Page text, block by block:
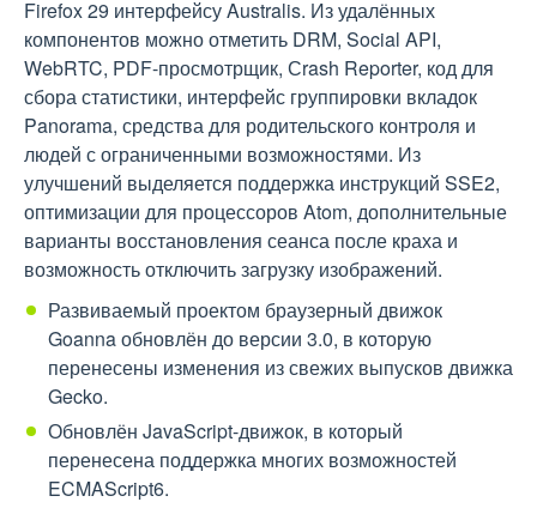
Firefox 29 интерфейсу Australis. Из удалённых
компонентов можно отметить DRM, Social API,
WebRTC, PDF-просмотрщик, Сrash Reporter, код для
сбора статистики, интерфейс группировки вкладок
Panorama, средства для родительского контроля и
людей с ограниченными возможностями. Из
улучшений выделяется поддержка инструкций SSE2,
оптимизации для процессоров Atom, дополнительные
варианты восстановления сеанса после краха и
возможность отключить загрузку изображений.
Развиваемый проектом браузерный движок
Goanna обновлён до версии 3.0, в которую
перенесены изменения из свежих выпусков движка
Gecko.
Обновлён JavaScript-движок, в который
перенесена поддержка многих возможностей
ECMAScript6.